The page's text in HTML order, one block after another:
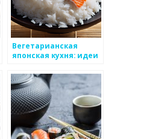
Вегетарианская
японская кухня: идеи